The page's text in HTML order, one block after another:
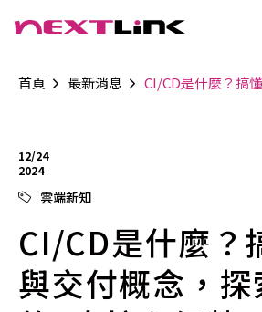
首頁 最新消息 CI/CD是什麼？搞懂整合與交付
12/24
2024
雲端新知
CI/CD是什麼？
與交付概念，